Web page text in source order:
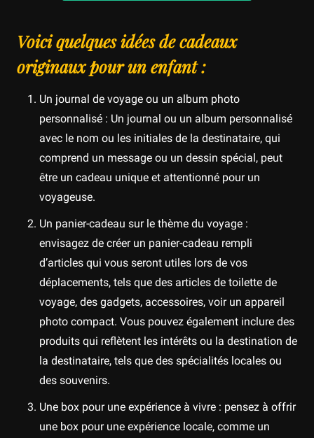
Voici quelques idées de cadeaux
originaux pour un enfant :
Un journal de voyage ou un album photo
personnalisé : Un journal ou un album personnalisé
avec le nom ou les initiales de la destinataire, qui
comprend un message ou un dessin spécial, peut
être un cadeau unique et attentionné pour un
voyageuse.
Un panier-cadeau sur le thème du voyage :
envisagez de créer un panier-cadeau rempli
d’articles qui vous seront utiles lors de vos
déplacements, tels que des articles de toilette de
voyage, des gadgets, accessoires, voir un appareil
photo compact. Vous pouvez également inclure des
produits qui reflètent les intérêts ou la destination de
la destinataire, tels que des spécialités locales ou
des souvenirs.
Une box pour une expérience à vivre : pensez à offrir
une box pour une expérience locale, comme un